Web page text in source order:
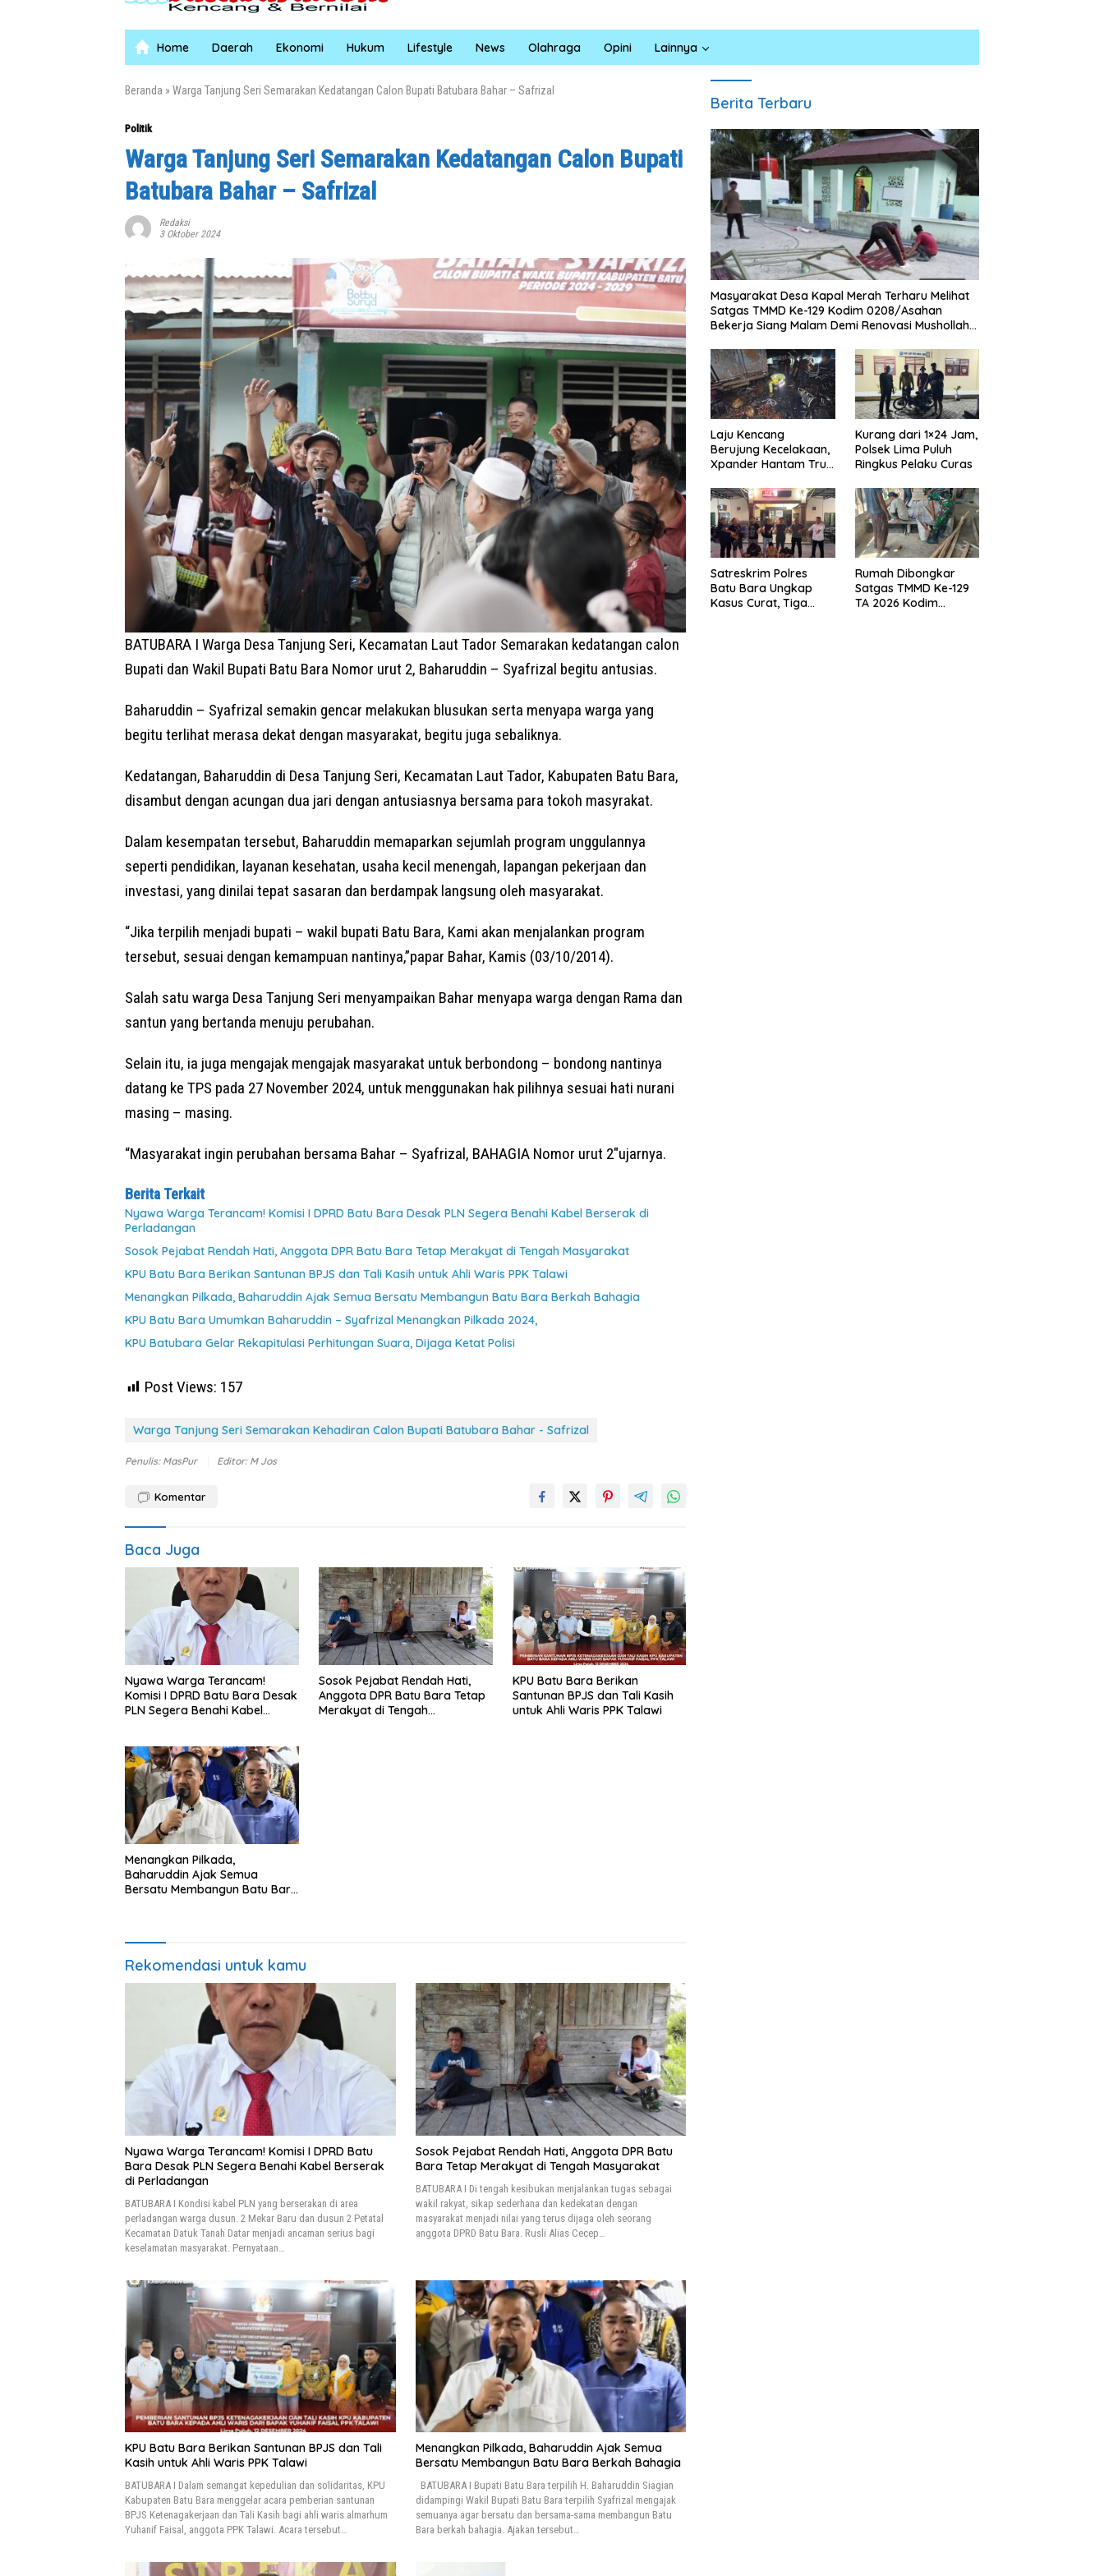
Home Daerah Ekonomi Hukum Lifestyle News Olahraga Opini Lainnya
Beranda » Warga Tanjung Seri Semarakan Kedatangan Calon Bupati Batubara Bahar – Safrizal
Politik
Warga Tanjung Seri Semarakan Kedatangan Calon Bupati
Batubara Bahar – Safrizal
Redaksi
3 Oktober 2024
BATUBARA I Warga Desa Tanjung Seri, Kecamatan Laut Tador Semarakan kedatangan calon
Bupati dan Wakil Bupati Batu Bara Nomor urut 2, Baharuddin – Syafrizal begitu antusias.
Baharuddin – Syafrizal semakin gencar melakukan blusukan serta menyapa warga yang
begitu terlihat merasa dekat dengan masyarakat, begitu juga sebaliknya.
Kedatangan, Baharuddin di Desa Tanjung Seri, Kecamatan Laut Tador, Kabupaten Batu Bara,
disambut dengan acungan dua jari dengan antusiasnya bersama para tokoh masyrakat.
Dalam kesempatan tersebut, Baharuddin memaparkan sejumlah program unggulannya
seperti pendidikan, layanan kesehatan, usaha kecil menengah, lapangan pekerjaan dan
investasi, yang dinilai tepat sasaran dan berdampak langsung oleh masyarakat.
“Jika terpilih menjadi bupati – wakil bupati Batu Bara, Kami akan menjalankan program
tersebut, sesuai dengan kemampuan nantinya,”papar Bahar, Kamis (03/10/2014).
Salah satu warga Desa Tanjung Seri menyampaikan Bahar menyapa warga dengan Rama dan
santun yang bertanda menuju perubahan.
Selain itu, ia juga mengajak mengajak masyarakat untuk berbondong – bondong nantinya
datang ke TPS pada 27 November 2024, untuk menggunakan hak pilihnya sesuai hati nurani
masing – masing.
“Masyarakat ingin perubahan bersama Bahar – Syafrizal, BAHAGIA Nomor urut 2″ujarnya.
Berita Terkait
Nyawa Warga Terancam! Komisi I DPRD Batu Bara Desak PLN Segera Benahi Kabel Berserak di
Perladangan
Sosok Pejabat Rendah Hati, Anggota DPR Batu Bara Tetap Merakyat di Tengah Masyarakat
KPU Batu Bara Berikan Santunan BPJS dan Tali Kasih untuk Ahli Waris PPK Talawi
Menangkan Pilkada, Baharuddin Ajak Semua Bersatu Membangun Batu Bara Berkah Bahagia
KPU Batu Bara Umumkan Baharuddin – Syafrizal Menangkan Pilkada 2024,
KPU Batubara Gelar Rekapitulasi Perhitungan Suara, Dijaga Ketat Polisi
Post Views: 157
Warga Tanjung Seri Semarakan Kehadiran Calon Bupati Batubara Bahar - Safrizal
Penulis: MasPur Editor: M Jos
Komentar
Baca Juga
Nyawa Warga Terancam!
Komisi I DPRD Batu Bara Desak
PLN Segera Benahi Kabel
Sosok Pejabat Rendah Hati,
Anggota DPR Batu Bara Tetap
Merakyat di Tengah
KPU Batu Bara Berikan
Santunan BPJS dan Tali Kasih
untuk Ahli Waris PPK Talawi
Menangkan Pilkada,
Baharuddin Ajak Semua
Bersatu Membangun Batu Bara
Rekomendasi untuk kamu
Nyawa Warga Terancam! Komisi I DPRD Batu
Bara Desak PLN Segera Benahi Kabel Berserak
di Perladangan
BATUBARA I Kondisi kabel PLN yang berserakan di area
perladangan warga dusun. 2 Mekar Baru dan dusun 2 Petatal
Kecamatan Datuk Tanah Datar menjadi ancaman serius bagi
keselamatan masyarakat. Pernyataan…
Sosok Pejabat Rendah Hati, Anggota DPR Batu
Bara Tetap Merakyat di Tengah Masyarakat
BATUBARA I Di tengah kesibukan menjalankan tugas sebagai
wakil rakyat, sikap sederhana dan kedekatan dengan
masyarakat menjadi nilai yang terus dijaga oleh seorang
anggota DPRD Batu Bara. Rusli Alias Cecep…
KPU Batu Bara Berikan Santunan BPJS dan Tali
Kasih untuk Ahli Waris PPK Talawi
BATUBARA I Dalam semangat kepedulian dan solidaritas, KPU
Kabupaten Batu Bara menggelar acara pemberian santunan
BPJS Ketenagakerjaan dan Tali Kasih bagi ahli waris almarhum
Yuhanif Faisal, anggota PPK Talawi. Acara tersebut…
Menangkan Pilkada, Baharuddin Ajak Semua
Bersatu Membangun Batu Bara Berkah Bahagia
BATUBARA I Bupati Batu Bara terpilih H. Baharuddin Siagian
didampingi Wakil Bupati Batu Bara terpilih Syafrizal mengajak
semuanya agar bersatu dan bersama-sama membangun Batu
Bara berkah bahagia. Ajakan tersebut…
Berita Terbaru
Masyarakat Desa Kapal Merah Terharu Melihat
Satgas TMMD Ke-129 Kodim 0208/Asahan
Bekerja Siang Malam Demi Renovasi Mushollah
Laju Kencang
Berujung Kecelakaan,
Xpander Hantam Truk
Jalan
Kurang dari 1×24 Jam,
Polsek Lima Puluh
Ringkus Pelaku Curas
Satreskrim Polres
Batu Bara Ungkap
Kasus Curat, Tiga
Rumah Dibongkar
Satgas TMMD Ke-129
TA 2026 Kodim